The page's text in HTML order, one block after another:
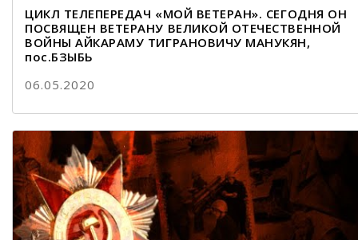
ЦИКЛ ТЕЛЕПЕРЕДАЧ «МОЙ ВЕТЕРАН». СЕГОДНЯ ОН
ПОСВЯЩЕН ВЕТЕРАНУ ВЕЛИКОЙ ОТЕЧЕСТВЕННОЙ
ВОЙНЫ АЙКАРАМУ ТИГРАНОВИЧУ МАНУКЯН,
пос.БЗЫБЬ
06.05.2020